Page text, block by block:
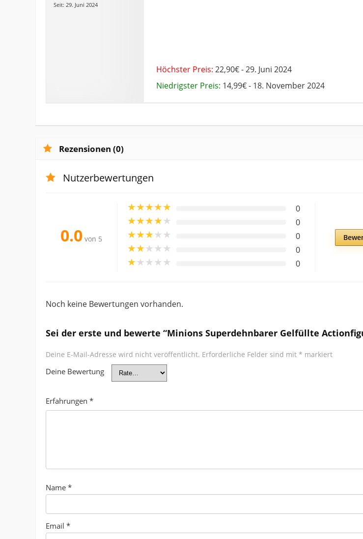
Seit: 29. Juni 2024
Höchster Preis: 22,90€ - 29. Juni 2024
Niedrigster Preis: 14,99€ - 18. November 2024
Rezensionen (0)
Nutzerbewertungen
0.0 von 5
★★★★★ 0
★★★★★ 0
★★★★★ 0
★★★★★ 0
★★★★★ 0
Noch keine Bewertungen vorhanden.
Sei der erste und bewerte “Minions Superdehnbarer Gelfüllte
Deine E-Mail-Adresse wird nicht veröffentlicht. Erforderliche Felder sind mit * markiert
Deine Bewertung
Erfahrungen *
Name *
Email *